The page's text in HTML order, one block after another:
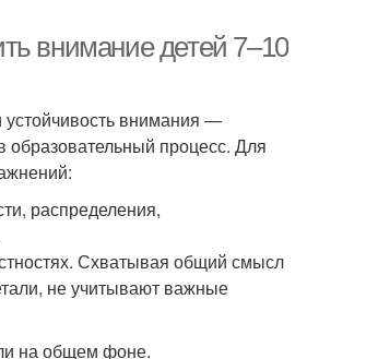
внимание детей 7–10
устойчивость внимания —
процесс. Для
распределения,
Схватывая общий смысл
не учитывают важные
на общем фоне.